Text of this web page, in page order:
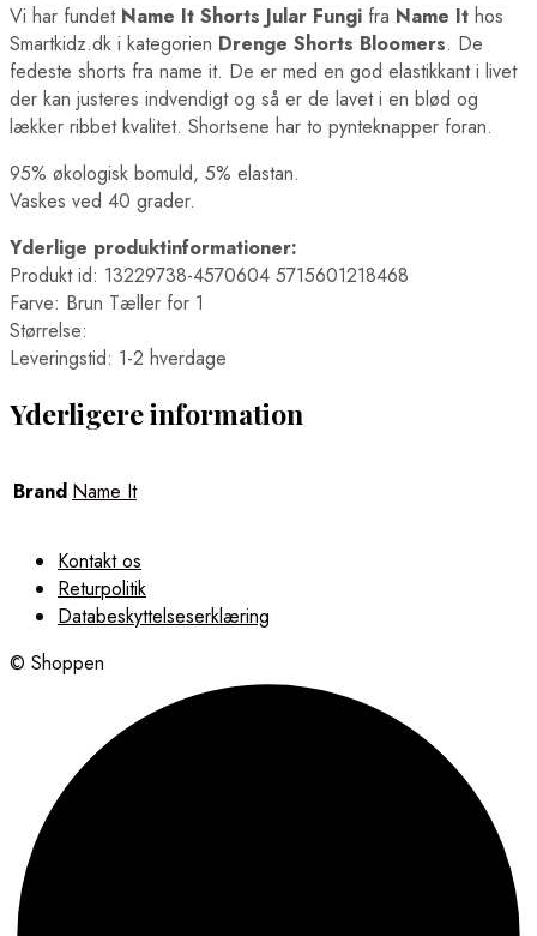
Vi har fundet Name It Shorts Jular Fungi fra Name It hos
Smartkidz.dk i kategorien Drenge Shorts Bloomers. De
fedeste shorts fra name it. De er med en god elastikkant i livet
der kan justeres indvendigt og så er de lavet i en blød og
lækker ribbet kvalitet. Shortsene har to pynteknapper foran.
95% økologisk bomuld, 5% elastan.
Vaskes ved 40 grader.
Yderlige produktinformationer:
Produkt id: 13229738-4570604 5715601218468
Farve: Brun Tæller for 1
Størrelse:
Leveringstid: 1-2 hverdage
Yderligere information
Brand Name It
Kontakt os
Returpolitik
Databeskyttelseserklæring
© Shoppen